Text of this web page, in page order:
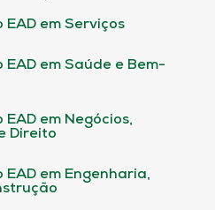
em Serviços
em Saúde e Bem-
em Negócios,
Direito
em Engenharia,